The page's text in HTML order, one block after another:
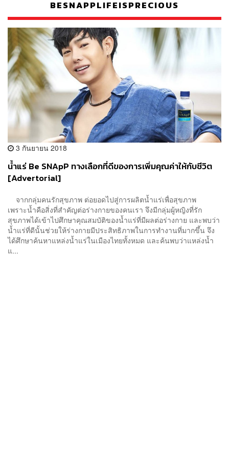
BESNAPPLIFEISPRECIOUS
3 กันยายน 2018
น้ำแร่ Be SNApP ทางเลือกที่ดีของการเพิ่มคุณค่าให้กับชีวิต
[Advertorial]
จากกลุ่มคนรักสุขภาพ ต่อยอดไปสู่การผลิตน้ำแร่เพื่อสุขภาพ
เพราะน้ำคือสิ่งที่สำคัญต่อร่างกายของคนเรา จึงมีกลุ่มผู้หญิงที่รัก
สุขภาพได้เข้าไปศึกษาคุณสมบัติของน้ำแร่ที่มีผลต่อร่างกาย และพบว่า
น้ำแร่ที่ดีนั้นช่วยให้ร่างกายมีประสิทธิภาพในการทำงานที่มากขึ้น จึง
ได้ศึกษาค้นหาแหล่งน้ำแร่ในเมืองไทยทั้งหมด และค้นพบว่าแหล่งน้ำ
แ...